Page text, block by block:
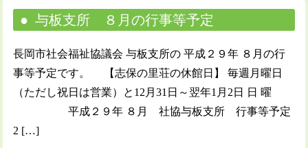
与板支所 ８月の行事等予定
長岡市社会福祉協議会 与板支所の 平成２９年 ８月の行
事等予定です。 【志保の里荘の休館日】 毎週月曜日
（ただし祝日は営業）と12月31日～翌年1月2日 日 曜
平成２９年 ８月 社協与板支所 行事等予定
2 […]